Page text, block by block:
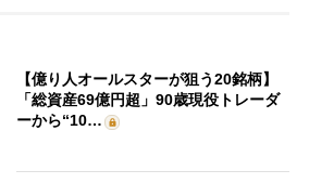
【億り人オールスターが狙う20銘柄】
「総資産69億円超」90歳現役トレーダ
ーから“10…